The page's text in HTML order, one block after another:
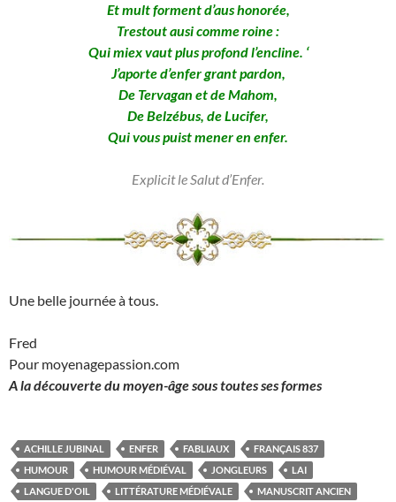
Et mult forment d’aus honorée,
Trestout ausi comme roine :
Qui miex vaut plus profond l’encline. ‘
J’aporte d’enfer grant pardon,
De Tervagan et de Mahom,
De Belzébus, de Lucifer,
Qui vous puist mener en enfer.
Explicit le Salut d’Enfer.
Une belle journée à tous.
Fred
Pour moyenagepassion.com
A la découverte du moyen-âge sous toutes ses formes
ACHILLE JUBINAL ENFER FABLIAUX
FRANÇAIS 837
HUMOUR
HUMOUR MÉDIÉVAL JONGLEURS
LAI
LANGUE D'OIL
LITTÉRATURE MÉDIÉVALE
MANUSCRIT ANCIEN